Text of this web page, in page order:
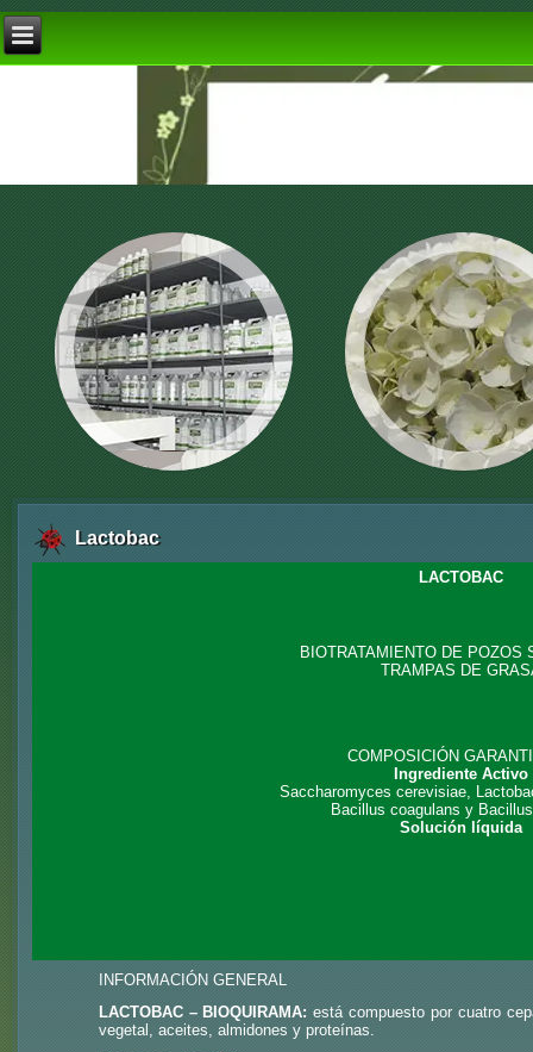
Lactobac
LACTOBAC
BIOTRATAMIENTO DE POZOS
TRAMPAS DE
COMPOSICIÓN
Ingrediente Activo
Saccharomyces cerevisiae,
Bacillus coagulans y
Solución líquida
INFORMACIÓN GENERAL
LACTOBAC – BIOQUIRAMA: está compuesto por cuatro
vegetal, aceites, almidones y proteínas.